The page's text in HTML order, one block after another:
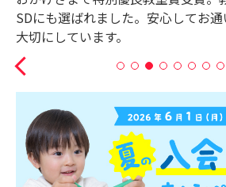
がそろったお子さまも保護者さまも
ける教室です。